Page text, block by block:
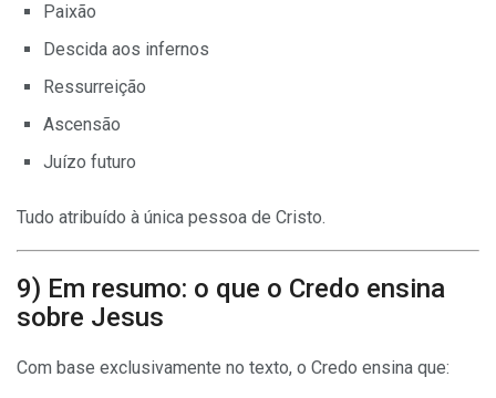
Paixão
Descida aos infernos
Ressurreição
Ascensão
Juízo futuro
Tudo atribuído à única pessoa de Cristo.
9) Em resumo: o que o Credo ensina
sobre Jesus
Com base exclusivamente no texto, o Credo ensina que: